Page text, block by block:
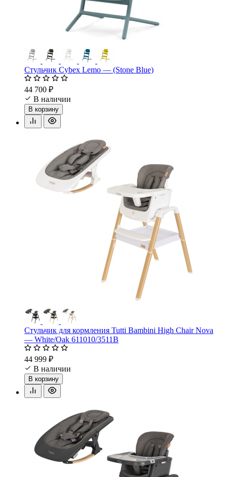
Стульчик Cybex Lemo — (Stone Blue)
44 700 ₽
В наличии
В корзину
Стульчик для кормления Tutti Bambini High Chair Nova
— White/Oak 611010/3511B
44 999 ₽
В наличии
В корзину